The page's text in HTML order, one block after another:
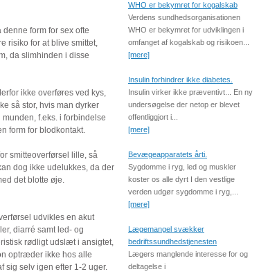
form for sex ofte
risiko for at blive smittet,
da slimhinden i disse
ikke overføres ved kys,
så stor, hvis man dyrker
f.eks. i forbindelse
form for blodkontakt.
smitteoverførsel lille, så
dog ikke udelukkes, da der
det blotte øje.
udvikles en akut
diarré samt led- og
rødligt udslæt i ansigtet,
optræder ikke hos alle
sig selv igen efter 1-2 uger.
WHO er bekymret for kogalskab
Verdens sundhedsorganisationen
WHO er bekymret for udviklingen i
omfanget af kogalskab og risikoen...
[mere]
Insulin forhindrer ikke diabetes.
Insulin virker ikke præventivt... En ny
undersøgelse der netop er blevet
offentliggjort i...
[mere]
Bevægeapparatets årti.
Sygdomme i ryg, led og muskler
koster os alle dyrt I den vestlige
verden udgør sygdomme i ryg,...
[mere]
Lægemangel svækker
bedriftssundhedstjenesten
Lægers manglende interesse for og
deltagelse i